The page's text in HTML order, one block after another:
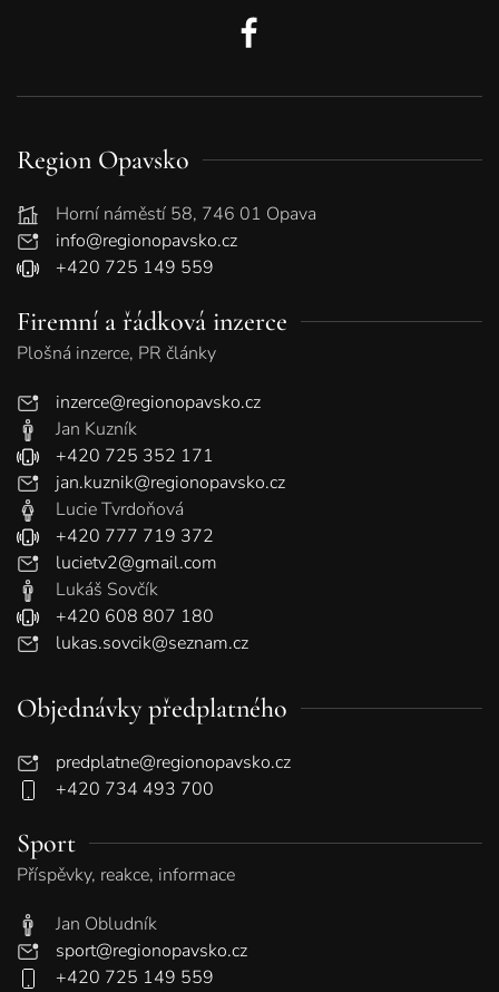
Region Opavsko
Horní náměstí 58, 746 01 Opava
info@regionopavsko.cz
+420 725 149 559
Firemní a řádková inzerce
Plošná inzerce, PR články
inzerce@regionopavsko.cz
Jan Kuzník
+420 725 352 171
jan.kuznik@regionopavsko.cz
Lucie Tvrdoňová
+420 777 719 372
lucietv2@gmail.com
Lukáš Sovčík
+420 608 807 180
lukas.sovcik@seznam.cz
Objednávky předplatného
predplatne@regionopavsko.cz
+420 734 493 700
Sport
Příspěvky, reakce, informace
Jan Obludník
sport@regionopavsko.cz
+420 725 149 559